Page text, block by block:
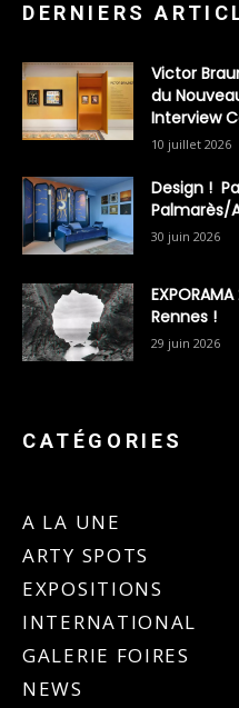
DERNIERS
Victor
du
Interview
10 juillet 2026
Design !
Palmarès/
30 juin 2026
Rennes !
29 juin 2026
CATÉGORIES
A LA UNE
ARTY SPOTS
EXPOSITIONS
INTERNATIONAL
GALERIE FOIRES
NEWS